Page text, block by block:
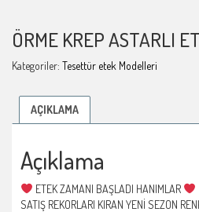
ÖRME KREP ASTARLI
Kategoriler: Tesettür etek Modelleri
AÇIKLAMA
Açıklama
ETEK ZAMANI BAŞLADI HANIMLAR
SATIŞ REKORLARI KIRAN YENİ SEZON